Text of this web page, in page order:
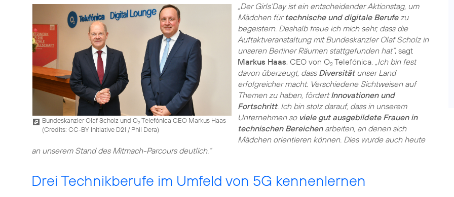
Bundeskanzler Olaf Scholz und O2Telefónica CEO Markus Haas
(Credits: CC-BY Initiative D21 / Phil Dera)
„Der Girls‘Day ist ein entscheidender Aktionstag, um
Mädchen für technische und digitale Berufezu
begeistern. Deshalb freue ich mich sehr, dass die
Auftaktveranstaltung mit Bundeskanzler Olaf Scholz in
unseren Berliner Räumen stattgefunden hat“, sagt
Markus Haas, CEO von O2Telefónica.
„Ich bin fest
davon überzeugt, dass Diversitätunser Land
erfolgreicher macht. Verschiedene Sichtweisen auf
Themen zu haben, fördertInnovationen und
Fortschritt. Ich bin stolz darauf, dass in unserem
Unternehmen so viele gut ausgebildete Frauen in
technischen Bereichenarbeiten, an denen sich
Mädchen orientieren können. Dies wurde auch heute
an unserem Stand des Mitmach-Parcours deutlich.“
Drei Technikberufe im Umfeld von 5G kennenlernen